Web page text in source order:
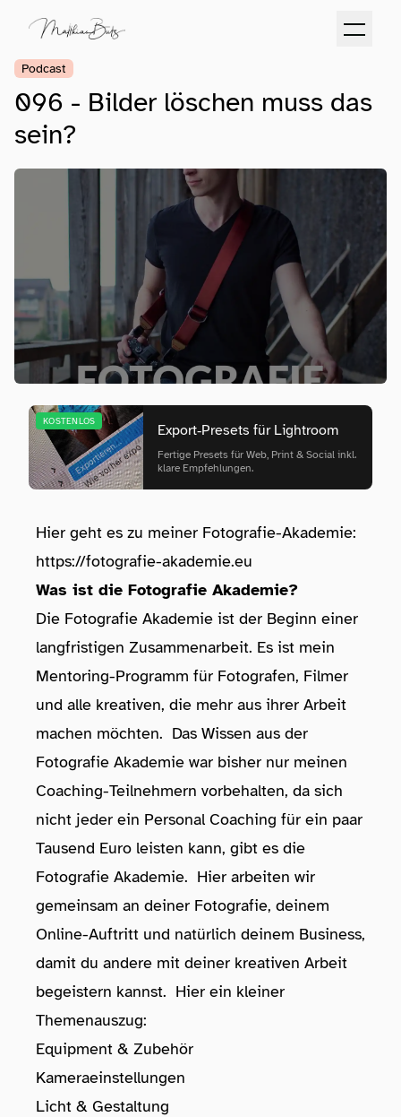
Podcast
096 - Bilder löschen muss das
sein?
KOSTENLOS
Export‑Presets für Lightroom
Fertige Presets für Web, Print & Social inkl.
klare Empfehlungen.
Hier geht es zu meiner Fotografie-Akademie:
https://fotografie-akademie.eu
Was ist die Fotografie Akademie?
Die Fotografie Akademie ist der Beginn einer
langfristigen Zusammenarbeit. Es ist mein
Mentoring-Programm für Fotografen, Filmer
und alle kreativen, die mehr aus ihrer Arbeit
machen möchten. Das Wissen aus der
Fotografie Akademie war bisher nur meinen
Coaching-Teilnehmern vorbehalten, da sich
nicht jeder ein Personal Coaching für ein paar
Tausend Euro leisten kann, gibt es die
Fotografie Akademie. Hier arbeiten wir
gemeinsam an deiner Fotografie, deinem
Online-Auftritt und natürlich deinem Business,
damit du andere mit deiner kreativen Arbeit
begeistern kannst. Hier ein kleiner
Themenauszug:
Equipment & Zubehör
Kameraeinstellungen
Licht & Gestaltung